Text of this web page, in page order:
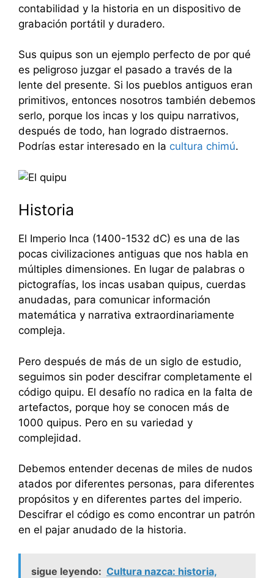
contabilidad y la historia en un dispositivo de
grabación portátil y duradero.
Sus quipus son un ejemplo perfecto de por qué
es peligroso juzgar el pasado a través de la
lente del presente. Si los pueblos antiguos eran
primitivos, entonces nosotros también debemos
serlo, porque los incas y los quipu narrativos,
después de todo, han logrado distraernos.
Podrías estar interesado en la cultura chimú.
Historia
El Imperio Inca (1400-1532 dC) es una de las
pocas civilizaciones antiguas que nos habla en
múltiples dimensiones. En lugar de palabras o
pictografías, los incas usaban quipus, cuerdas
anudadas, para comunicar información
matemática y narrativa extraordinariamente
compleja.
Pero después de más de un siglo de estudio,
seguimos sin poder descifrar completamente el
código quipu. El desafío no radica en la falta de
artefactos, porque hoy se conocen más de
1000 quipus. Pero en su variedad y
complejidad.
Debemos entender decenas de miles de nudos
atados por diferentes personas, para diferentes
propósitos y en diferentes partes del imperio.
Descifrar el código es como encontrar un patrón
en el pajar anudado de la historia.
sigue leyendo: Cultura nazca: historia,